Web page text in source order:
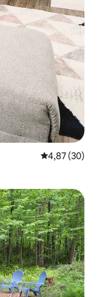
Prosječna
4,87 (30)
gosti”